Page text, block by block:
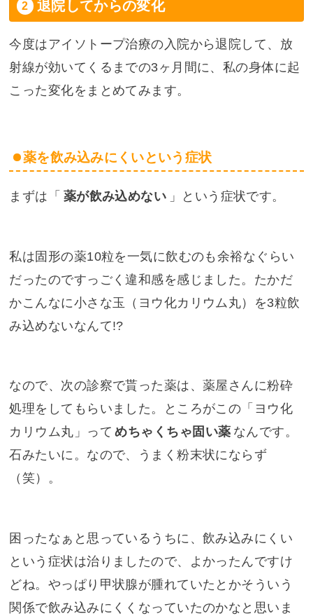
退院してからの変化
今度はアイソトープ治療の入院から退院して、放
射線が効いてくるまでの3ヶ月間に、私の身体に起
こった変化をまとめてみます。
薬を飲み込みにくいという症状
まずは「 薬が飲み込めない 」という症状です。
私は固形の薬10粒を一気に飲むのも余裕なぐらい
だったのですっごく違和感を感じました。たかだ
かこんなに小さな玉（ヨウ化カリウム丸）を3粒飲
み込めないなんて!?
なので、次の診察で貰った薬は、薬屋さんに粉砕
処理をしてもらいました。ところがこの「ヨウ化
カリウム丸」って めちゃくちゃ固い薬 なんです。
石みたいに。なので、うまく粉末状にならず
（笑）。
困ったなぁと思っているうちに、飲み込みにくい
という症状は治りましたので、よかったんですけ
どね。やっぱり甲状腺が腫れていたとかそういう
関係で飲み込みにくくなっていたのかなと思いま